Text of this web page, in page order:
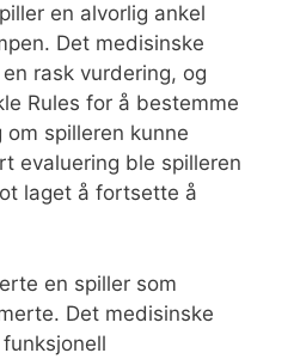
en alvorlig ankel
Det medisinske
rask vurdering, og
Rules for å bestemme
spilleren kunne
evaluering ble spilleren
laget å fortsette å
en spiller som
Det medisinske